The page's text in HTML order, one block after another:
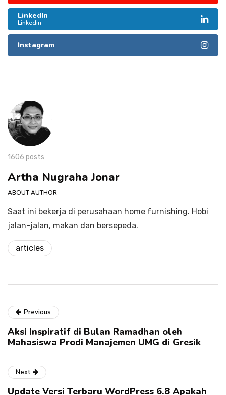
LinkedIn
Linkedin
Instagram
1606 posts
Artha Nugraha Jonar
ABOUT AUTHOR
Saat ini bekerja di perusahaan home furnishing. Hobi
jalan-jalan, makan dan bersepeda.
articles
Previous
Aksi Inspiratif di Bulan Ramadhan oleh
Mahasiswa Prodi Manajemen UMG di Gresik
Next
Update Versi Terbaru WordPress 6.8 Apakah